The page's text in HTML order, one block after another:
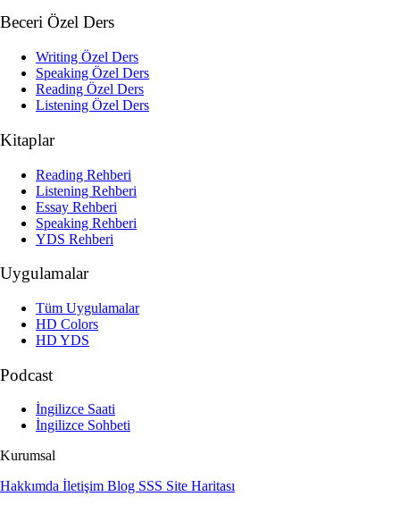
Beceri Özel Ders
Writing Özel Ders
Speaking Özel Ders
Reading Özel Ders
Listening Özel Ders
Kitaplar
Reading Rehberi
Listening Rehberi
Essay Rehberi
Speaking Rehberi
YDS Rehberi
Uygulamalar
Tüm Uygulamalar
HD Colors
HD YDS
Podcast
İngilizce Saati
İngilizce Sohbeti
Kurumsal
Hakkımda İletişim Blog SSS Site Haritası